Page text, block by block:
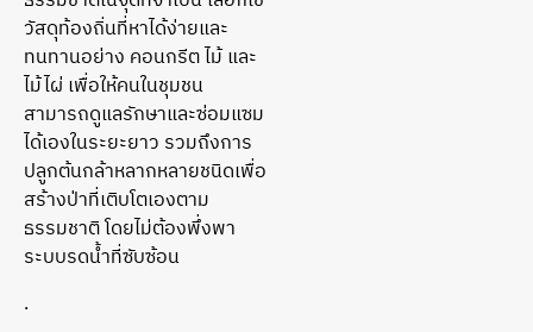
วัสดุท้องถิ่นที่หาได้ง่ายและ
ทนทานอย่าง คอนกรีต ไม้ และ
ไม้ไผ่ เพื่อให้คนในชุมชน
สามารถดูแลรักษาและซ่อมแซม
ได้เองในระยะยาว รวมถึงการ
ปลูกต้นกล้าหลากหลายชนิดเพื่อ
สร้างป่าที่เติบโตเองตาม
ธรรมชาติ โดยไม่ต้องพึ่งพา
ระบบรดน้ำที่ซับซ้อน
.